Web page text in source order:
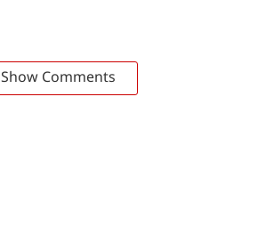
Show Comments